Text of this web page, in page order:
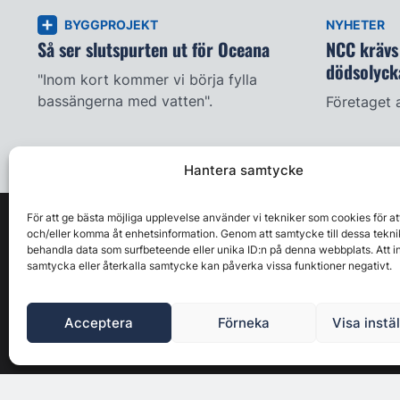
Hantera samtycke
För att ge bästa möjliga upplevelse använder vi tekniker som cookies för
och/eller komma åt enhetsinformation. Genom att samtycke till dessa
behandla data som surfbeteende eller unika ID:n på denna webbplats. Att
samtycka eller återkalla samtycke kan påverka vissa funktioner negativt.
Acceptera Förneka Visa
BYGGPROJEKT
Så ser slutspurten ut för Oceana
"Inom kort kommer vi börja fylla
bassängerna med vatten".
NYHETER
NCC
Företaget